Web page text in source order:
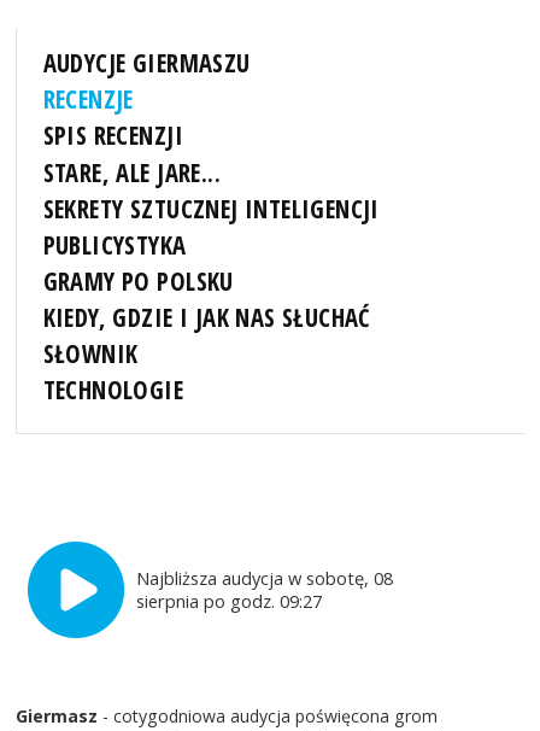
AUDYCJE GIERMASZU
RECENZJE
SPIS RECENZJI
STARE, ALE JARE...
SEKRETY SZTUCZNEJ INTELIGENCJI
PUBLICYSTYKA
GRAMY PO POLSKU
KIEDY, GDZIE I JAK NAS SŁUCHAĆ
SŁOWNIK
TECHNOLOGIE
Najbliższa audycja w sobotę, 08
sierpnia po godz. 09:27
Giermasz - cotygodniowa audycja poświęcona grom